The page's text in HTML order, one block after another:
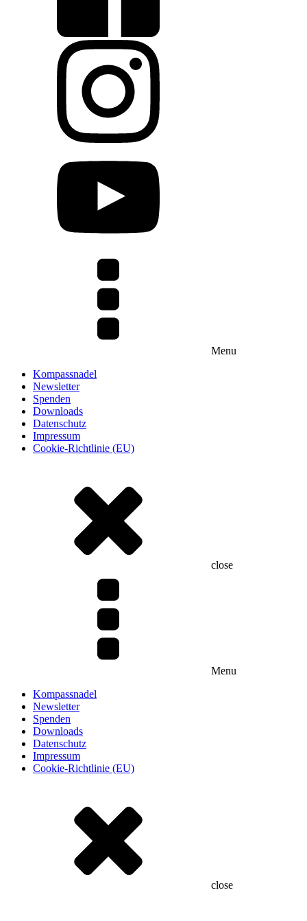
Menu
Kompassnadel
Newsletter
Spenden
Downloads
Datenschutz
Impressum
Cookie-Richtlinie (EU)
close
Menu
Kompassnadel
Newsletter
Spenden
Downloads
Datenschutz
Impressum
Cookie-Richtlinie (EU)
close